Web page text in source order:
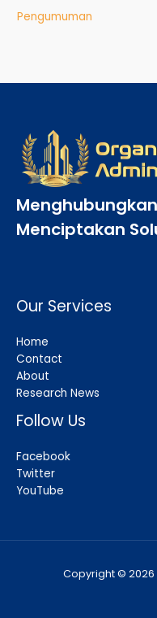
Pengumuman
Menciptakan
Our Services
Home
Contact
About
Research News
Follow Us
Facebook
Twitter
YouTube
Copyright © 2026